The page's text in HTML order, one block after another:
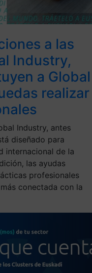
a las
Industry,
a Global
realizar
Industry, antes
diseñado para
internacional de la
las ayudas
profesionales
conectada con la